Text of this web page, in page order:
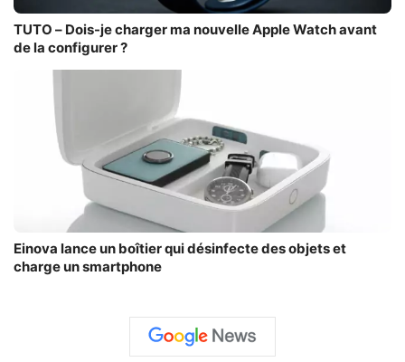
TUTO – Dois-je charger ma nouvelle Apple Watch avant
de la configurer ?
Einova lance un boîtier qui désinfecte des objets et
charge un smartphone